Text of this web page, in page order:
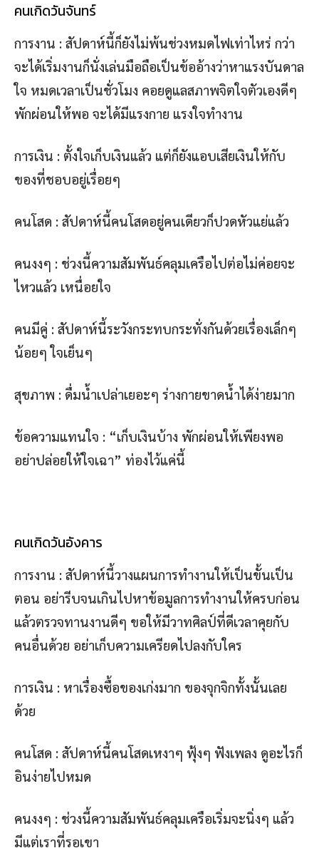
คนเกิดวันจันทร์
การงาน : สัปดาห์นี้ก็ยังไม่พ้นช่วงหมดไฟเท่าไหร่ กว่า
จะได้เริ่มงานก็นั่งเล่นมือถือเป็นข้ออ้างว่าหาแรงบันดาล
ใจ หมดเวลาเป็นชั่วโมง คอยดูแลสภาพจิตใจตัวเองดีๆ
พักผ่อนให้พอ จะได้มีแรงกาย แรงใจทำงาน
การเงิน : ตั้งใจเก็บเงินแล้ว แต่ก็ยังแอบเสียเงินให้กับ
ของที่ชอบอยู่เรื่อยๆ
คนโสด : สัปดาห์นี้คนโสดอยู่คนเดียวก็ปวดหัวแย่แล้ว
คนงงๆ : ช่วงนี้ความสัมพันธ์คลุมเครือไปต่อไม่ค่อยจะ
ไหวแล้ว เหนื่อยใจ
คนมีคู่ : สัปดาห์นี้ระวังกระทบกระทั่งกันด้วยเรื่องเล็กๆ
น้อยๆ ใจเย็นๆ
สุขภาพ : ดื่มน้ำเปล่าเยอะๆ ร่างกายขาดน้ำได้ง่ายมาก
ข้อความแทนใจ : “เก็บเงินบ้าง พักผ่อนให้เพียงพอ
อย่าปล่อยให้ใจเฉา” ท่องไว้แค่นี้
คนเกิดวันอังคาร
การงาน : สัปดาห์นี้วางแผนการทำงานให้เป็นขั้นเป็น
ตอน อย่ารีบจนเกินไปหาข้อมูลการทำงานให้ครบก่อน
แล้วตรวจทานงานดีๆ ขอให้มีวาทศิลป์ที่ดีเวลาคุยกับ
คนอื่นด้วย อย่าเก็บความเครียดไปลงกับใคร
การเงิน : หาเรื่องซื้อของเก่งมาก ของจุกจิกทั้งนั้นเลย
ด้วย
คนโสด : สัปดาห์นี้คนโสดเหงาๆ ฟุ้งๆ ฟังเพลง ดูอะไรก็
อินง่ายไปหมด
คนงงๆ : ช่วงนี้ความสัมพันธ์คลุมเครือเริ่มจะนิ่งๆ แล้ว
มีแต่เราที่รอเขา